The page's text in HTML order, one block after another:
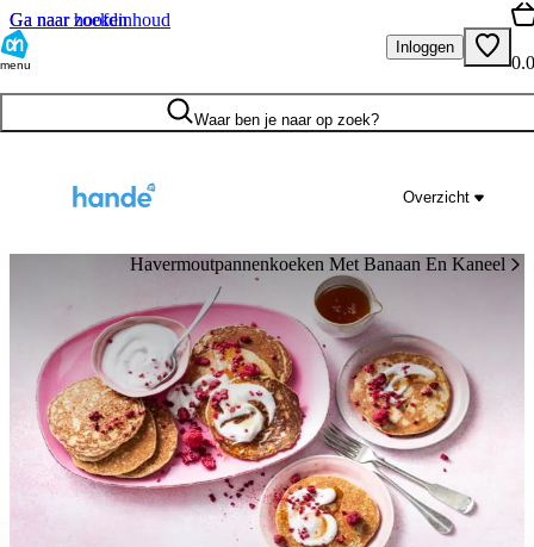
Ga naar hoofdinhoud
Ga naar zoeken
menu
Inloggen
Waar ben je naar op zoek?
Overzicht
Havermoutpannenkoeken Met Banaan En Kaneel